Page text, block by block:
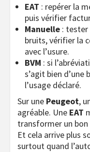
EAT : repérer la
puis vérifier
Manuelle : tester
bruits, vérifier la
avec l’usure.
BVM : si
s’agit bien
l’usage déclaré.
Sur une Peugeot,
agréable. Une EAT
transformer un bon
Et cela arrive plus
surtout quand